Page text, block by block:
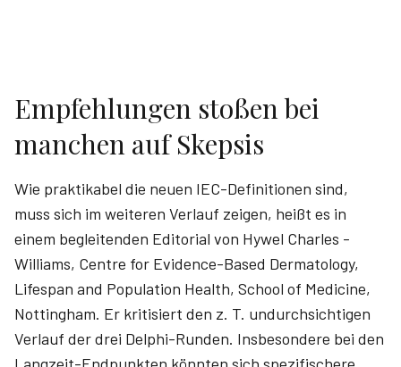
Empfehlungen stoßen bei
manchen auf Skepsis
Wie praktikabel die neuen IEC-Definitionen sind,
muss sich im weiteren Verlauf zeigen, heißt es in
einem begleitenden Editorial von ­Hywel ­Charles ­
Williams, Centre for Evidence-Based Dermatology,
Lifespan and Population Health, School of Medicine,
Nottingham. Er kritisiert den z. T. undurchsichtigen
Verlauf der drei Delphi-Runden. Insbesondere bei den